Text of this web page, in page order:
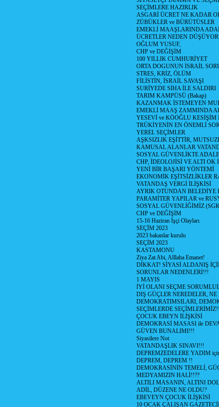
SEÇİMLERE HAZIRLIK
ASGARİ ÜCRET NE KADAR
ZÜBÜKLER ve BÜRÜTÜSLER
EMEKLİ MAAŞLARINDA
ÜCRETLER NEDEN
OĞLUM YUSUF,
CHP ve DEĞİŞİM
100 YILLIK CUMHURİYET
ORTA DOGUNUN İSRAİL
STRES, KRİZ, ÖLÜM
FİLİSTİN, İSRAİL SAVAŞI
SURİYEDE SİHA İLE SALDIRI
TARIM KAMPÜSÜ (Bakap)
KAZANMAK İSTEMEYEN
EMEKLİ MAAŞ ZAMMINDA
YESEVİ ve KÖOĞLU
TRÜKİYENİN EN ÖNEMLİ
YEREL SEÇİMLER
AŞKSIZLIK EŞİTTİR,
KAMUSAL ALANLAR
SOSYAL GÜVENLİKTE
CHP, İDEOLOJİSİ VE ALTI OK
YENİ BİR BAŞARI YÖNTEMİ
EKONOMİK EŞİTSİZLİKLER
VATANDAŞ VERGİ İLİŞKİSİ
AYRIK OTUNDAN
PARAMİTER YAPILAR ve
SOSYAL GÜVENLİĞİMİZ
CHP ve DEĞİŞİM
15-16 Haziran İşçi Olayları
SEÇİM 2023
2023 bakanlar kurulu
SEÇİM 2023
KASTAMONU
Ziya Zat Abi, Alllaha Emanet!
DİKKAT! SİYASİ ALDANIŞ
SORUNLAR NEDENLERİ!!!
1 MAYIS
İYİ OLANI SEÇME
DIŞ GÜÇLER NEREDELER,
DEMOKRATIMSILARI,
SEÇİMLERDE
ÇOCUK EBEYN İLİŞKİSİ
DEMOKRASİ MASASI ile
GÜVEN BUNALIMI!!!
Siyasilere Not
VATANDAŞLIK SINAVI!!!
DEPREMZEDELERE YADIM
DEPREM, DEPREM !!
DEMOKRASİNİN TEMELİ,
MEDYAMIZIN HALİ!!??
ALTILI MASANIN, ALTINI
ADİL, DÜZENE NE OLDU?
EBEVEYN ÇOCUK İLİŞKİSİ
10 OCAK ÇALIŞAN